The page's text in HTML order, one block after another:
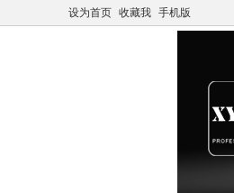
设为首页 收藏我 手机版